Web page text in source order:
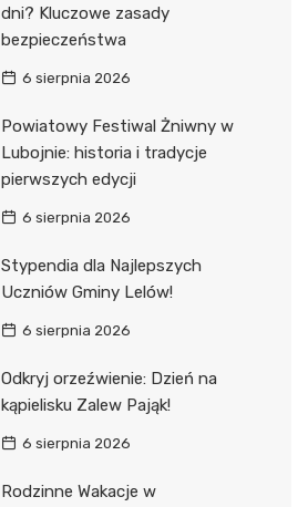
dni? Kluczowe zasady
bezpieczeństwa
6 sierpnia 2026
Powiatowy Festiwal Żniwny w
Lubojnie: historia i tradycje
pierwszych edycji
6 sierpnia 2026
Stypendia dla Najlepszych
Uczniów Gminy Lelów!
6 sierpnia 2026
Odkryj orzeźwienie: Dzień na
kąpielisku Zalew Pająk!
6 sierpnia 2026
Rodzinne Wakacje w